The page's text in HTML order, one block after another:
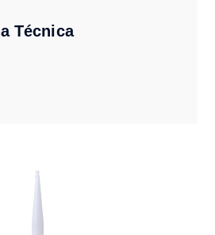
Técnica